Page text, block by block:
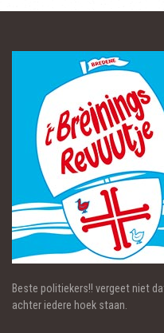
Beste politiekers!! vergeet niet
achter iedere hoek staan.